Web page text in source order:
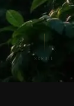
SCROLL